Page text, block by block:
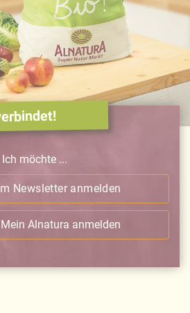
Ich möchte ...
Newsletter anmelden
Alnatura anmelden